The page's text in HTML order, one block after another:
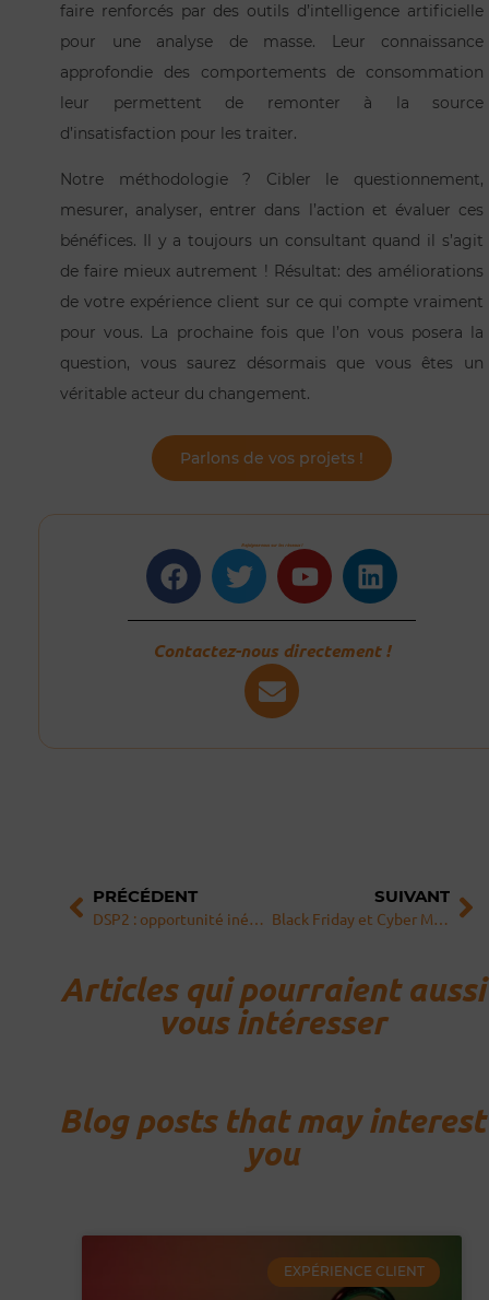
Rejoignez-nous sur les réseaux !
Facebook
TwitterYoutubeLinkedin
Contactez-nous directement !
faire renforcés par des outils d’intelligence artificielle
pour une analyse de masse. Leur connaissance
approfondie des comportements de consommation
leur permettent de remonter à la source
d’insatisfaction pour les traiter.
Notre méthodologie ? Cibler le questionnement,
mesurer, analyser, entrer dans l’action et évaluer ces
bénéfices. Il y a toujours un consultant quand il s’agit
de faire mieux autrement ! Résultat: des améliorations
de votre expérience client sur ce qui compte vraiment
pour vous. La prochaine fois que l’on vous posera la
question, vous saurez désormais que vous êtes un
véritable acteur du changement.
Parlons de vos projets !
EXPÉRIENCE CLIENT
PRÉCÉDENT
DSP2 : opportunité inédite pour innover dans l’e-commerce
SUIVANT
Black Friday et Cyber Monday deals : comment créer une expérience mémorable au lieu de simplement vendre ?
Articles qui pourraient aussi
vous intéresser
Blog posts that may interest
you